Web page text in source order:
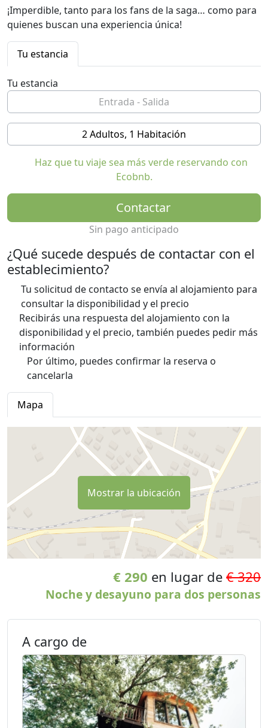
¡Imperdible, tanto para los fans de la saga… como para
quienes buscan una experiencia única!
Tu estancia
Tu estancia
2 Adultos, 1 Habitación
Haz que tu viaje sea más verde reservando con
Ecobnb.
Contactar
Sin pago anticipado
¿Qué sucede después de contactar con el
establecimiento?
Tu solicitud de contacto se envía al alojamiento para
consultar la disponibilidad y el precio
Recibirás una respuesta del alojamiento con la
disponibilidad y el precio, también puedes pedir más
información
Por último, puedes confirmar la reserva o
cancelarla
Mapa
Mostrar la ubicación
€ 290 en lugar de € 320
Noche y desayuno para dos personas
A cargo de